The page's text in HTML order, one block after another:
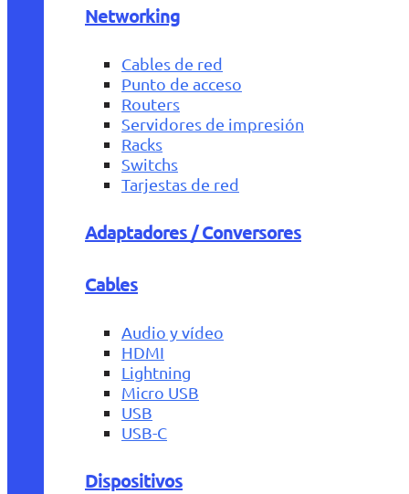
Networking
Cables de red
Punto de acceso
Routers
Servidores de impresión
Racks
Switchs
Tarjestas de red
Adaptadores / Conversores
Cables
Audio y vídeo
HDMI
Lightning
Micro USB
USB
USB-C
Dispositivos